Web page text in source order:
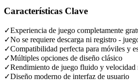
Características Clave
✓Experiencia de juego completamente
✓No se requiere descarga ni registro -
✓Compatibilidad perfecta para móviles y
✓Múltiples opciones de diseño clásico
✓Rendimiento de juego fluido y velocidad
✓Diseño moderno de interfaz de usuario